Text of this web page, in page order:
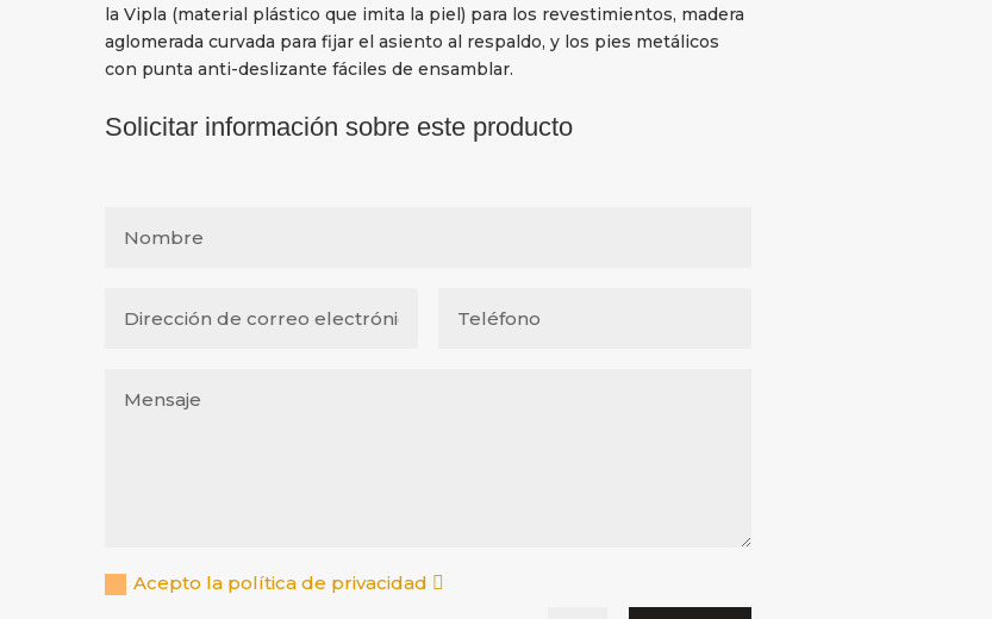
la Vipla (material plástico que imita la piel) para los revestimientos, madera
aglomerada curvada para fijar el asiento al respaldo, y los pies metálicos
con punta anti-deslizante fáciles de ensamblar.
Solicitar información sobre este producto
Acepto la política de privacidad